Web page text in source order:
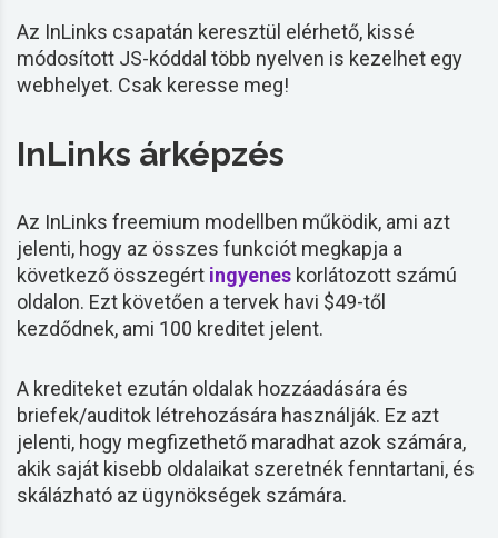
Az InLinks csapatán keresztül elérhető, kissé
módosított JS-kóddal több nyelven is kezelhet egy
webhelyet. Csak keresse meg!
InLinks árképzés
Az InLinks freemium modellben működik, ami azt
jelenti, hogy az összes funkciót megkapja a
következő összegért ingyenes korlátozott számú
oldalon. Ezt követően a tervek havi $49-től
kezdődnek, ami 100 kreditet jelent.
A krediteket ezután oldalak hozzáadására és
briefek/auditok létrehozására használják. Ez azt
jelenti, hogy megfizethető maradhat azok számára,
akik saját kisebb oldalaikat szeretnék fenntartani, és
skálázható az ügynökségek számára.